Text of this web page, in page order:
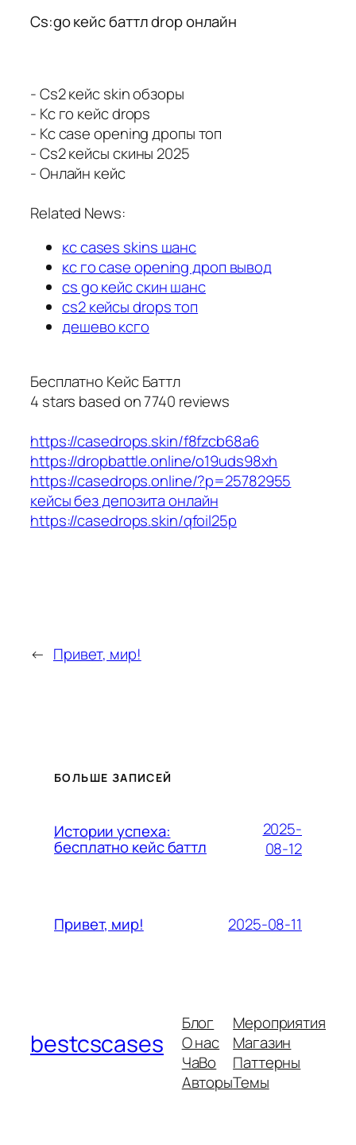
Cs:go кейс баттл drop онлайн
- Cs2 кейс skin обзоры
- Кс го кейс drops
- Кс case opening дропы топ
- Cs2 кейсы скины 2025
- Онлайн кейс
Related News:
кс cases skins шанс
кс го case opening дроп вывод
cs go кейс скин шанс
cs2 кейсы drops топ
дешево ксго
Бесплатно Кейс Баттл
4 stars based on7740 reviews
https://casedrops.skin/f8fzcb68a6
https://dropbattle.online/o19uds98xh
https://casedrops.online/?p=25782955
кейсы без депозита онлайн
https://casedrops.skin/qfoil25p
← Привет, мир!
БОЛЬШЕ ЗАПИСЕЙ
Истории успеха:
бесплатно кейс баттл
2025-
08-12
Привет, мир! 2025-08-11
bestcscases
Блог
О нас
ЧаВо
Авторы
Мероприятия
Магазин
Паттерны
Темы